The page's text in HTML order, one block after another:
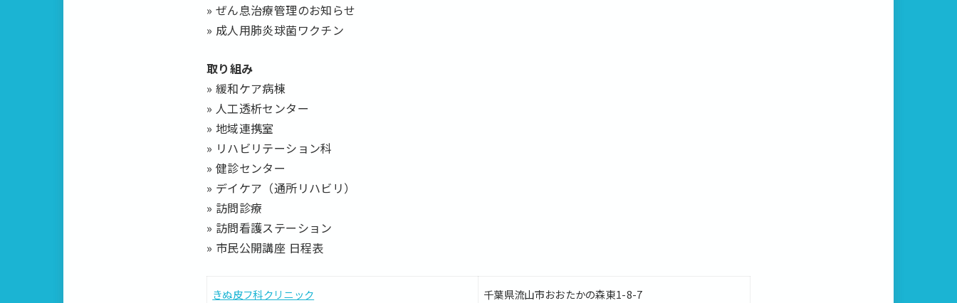
» ぜん息治療管理のお知らせ
» 成人用肺炎球菌ワクチン
取り組み
» 緩和ケア病棟
» 人工透析センター
» 地域連携室
» リハビリテーション科
» 健診センター
» デイケア（通所リハビリ）
» 訪問診療
» 訪問看護ステーション
» 市民公開講座 日程表
きぬ皮フ科クリニック 千葉県流山市おおたかの森東1-8-7